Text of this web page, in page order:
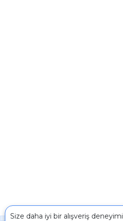
Size daha iyi bir alışveriş deneyimi